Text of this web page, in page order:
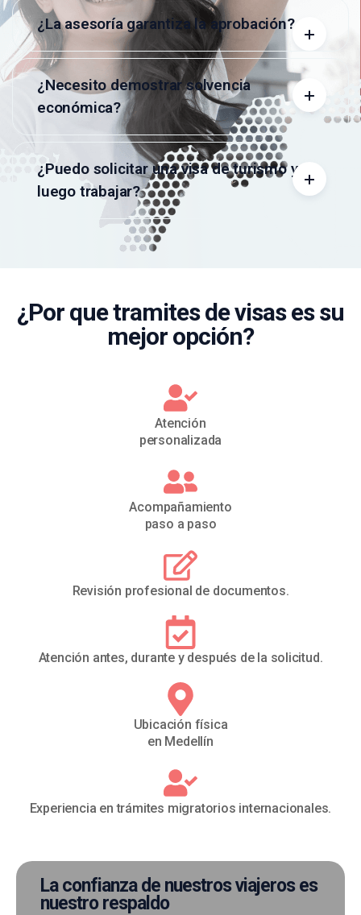
¿La asesoría garantiza la aprobación?
¿Necesito demostrar solvencia
económica?
¿Puedo solicitar una visa de turismo y
luego trabajar?
¿Por que tramites de visas es su
mejor opción?
Atención
personalizada
Acompañamiento
paso a paso
Revisión profesional de documentos.
Atención antes, durante y después de la solicitud.
Ubicación física
en Medellín
Experiencia en trámites migratorios internacionales.
La confianza de nuestros viajeros es
nuestro respaldo